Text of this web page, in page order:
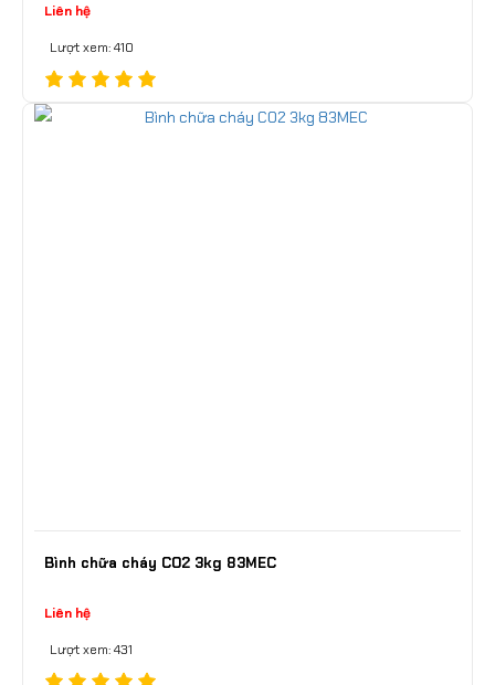
Liên hệ
Lượt xem: 410
Bình chữa cháy CO2 3kg 83MEC
Liên hệ
Lượt xem: 431